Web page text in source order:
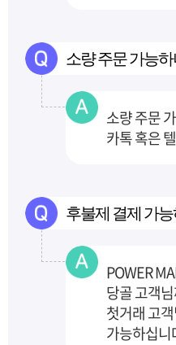
소량 주문 가능하
소량 주문
카톡 혹은
후불제 결제 가능
POWER
당골 고객
첫거래 고
가능하십니